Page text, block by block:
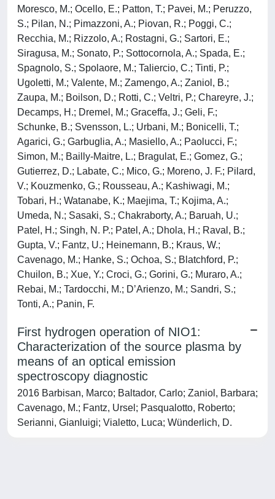
Moresco, M.; Ocello, E.; Patton, T.; Pavei, M.; Peruzzo,
S.; Pilan, N.; Pimazzoni, A.; Piovan, R.; Poggi, C.;
Recchia, M.; Rizzolo, A.; Rostagni, G.; Sartori, E.;
Siragusa, M.; Sonato, P.; Sottocornola, A.; Spada, E.;
Spagnolo, S.; Spolaore, M.; Taliercio, C.; Tinti, P.;
Ugoletti, M.; Valente, M.; Zamengo, A.; Zaniol, B.;
Zaupa, M.; Boilson, D.; Rotti, C.; Veltri, P.; Chareyre, J.;
Decamps, H.; Dremel, M.; Graceffa, J.; Geli, F.;
Schunke, B.; Svensson, L.; Urbani, M.; Bonicelli, T.;
Agarici, G.; Garbuglia, A.; Masiello, A.; Paolucci, F.;
Simon, M.; Bailly-Maitre, L.; Bragulat, E.; Gomez, G.;
Gutierrez, D.; Labate, C.; Mico, G.; Moreno, J. F.; Pilard,
V.; Kouzmenko, G.; Rousseau, A.; Kashiwagi, M.;
Tobari, H.; Watanabe, K.; Maejima, T.; Kojima, A.;
Umeda, N.; Sasaki, S.; Chakraborty, A.; Baruah, U.;
Patel, H.; Singh, N. P.; Patel, A.; Dhola, H.; Raval, B.;
Gupta, V.; Fantz, U.; Heinemann, B.; Kraus, W.;
Cavenago, M.; Hanke, S.; Ochoa, S.; Blatchford, P.;
Chuilon, B.; Xue, Y.; Croci, G.; Gorini, G.; Muraro, A.;
Rebai, M.; Tardocchi, M.; D’Arienzo, M.; Sandri, S.;
Tonti, A.; Panin, F.
First hydrogen operation of NIO1:
Characterization of the source plasma by
means of an optical emission
spectroscopy diagnostic
2016 Barbisan, Marco; Baltador, Carlo; Zaniol, Barbara;
Cavenago, M.; Fantz, Ursel; Pasqualotto, Roberto;
Serianni, Gianluigi; Vialetto, Luca; Wünderlich, D.